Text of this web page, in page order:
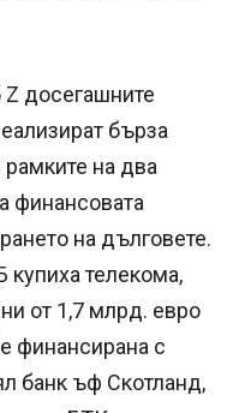
досегашните
бърза
на два
финансовата
на дълговете.
купиха телекома,
от 1,7 млрд. евро
финансирана с
банк ъф Скотланд,